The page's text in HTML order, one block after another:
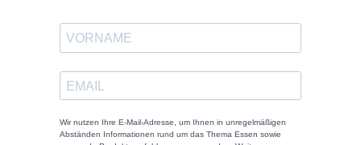
Wir nutzen Ihre E-Mail-Adresse, um Ihnen in unregelmäßigen
Abständen Informationen rund um das Thema Essen sowie